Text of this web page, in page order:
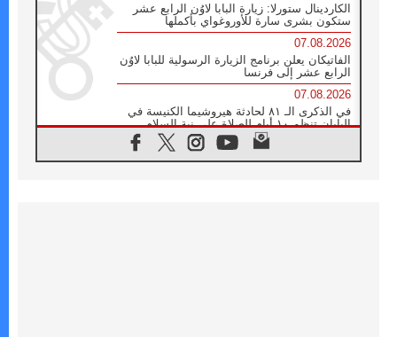
الكاردينال ستورلا: زيارة البابا لاوُن الرابع عشر
ستكون بشرى سارة للأوروغواي بأكملها
07.08.2026
الفاتيكان يعلن برنامج الزيارة الرسولية للبابا لاوُن
الرابع عشر إلى فرنسا
07.08.2026
في الذكرى الـ ٨١ لحادثة هيروشيما الكنيسة في
اليابان تنظم ١٠ أيام للصلاة على نية السلام
الكنيسة في الأوروغواي: زيارة البابا ستعزز